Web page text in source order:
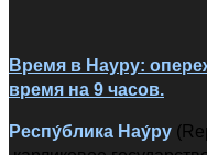
Время в Науру:
время на 9 часов.
Респу́блика Нау́ру